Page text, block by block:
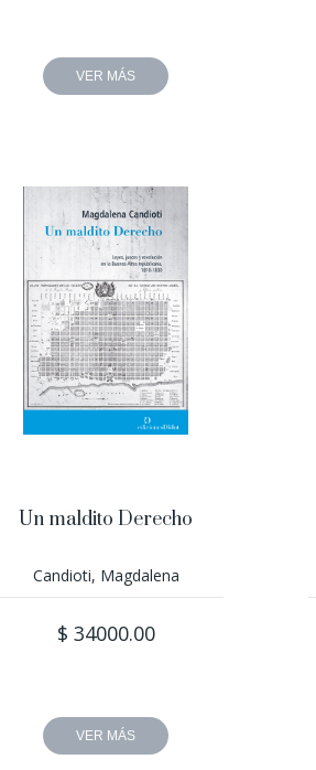
VER MÁS
Un maldito Derecho
Candioti, Magdalena
$ 34000.00
VER MÁS